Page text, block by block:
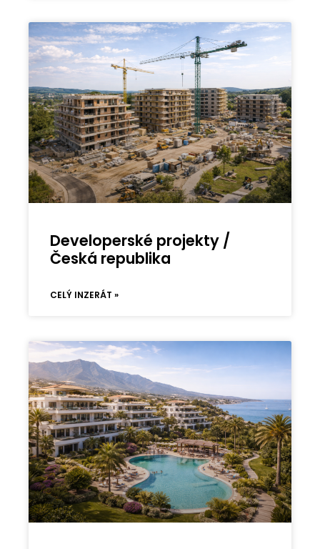
Developerské projekty /
Česká republika
CELÝ INZERÁT »